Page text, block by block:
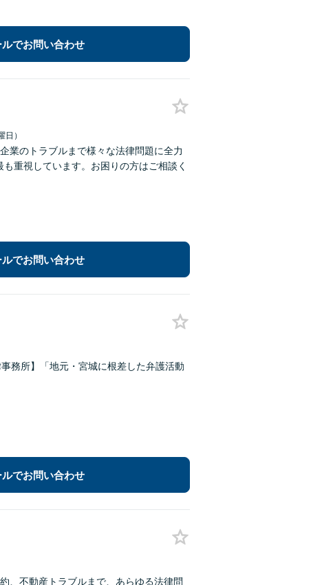
ルでお問い合わせ
）
業のトラブルまで様々な法律問題に全力
重視しています。お困りの方はご相談く
ルでお問い合わせ
務所】「地元・宮城に根差した弁護活動
ルでお問い合わせ
、不動産トラブルまで、あらゆる法律問